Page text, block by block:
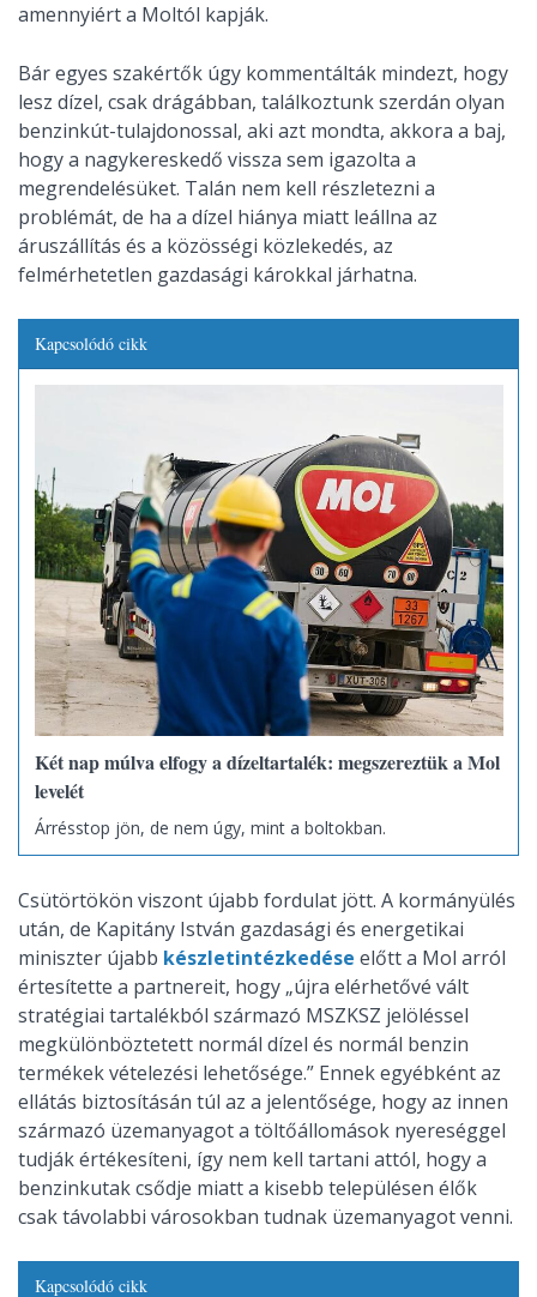
amennyiért a Moltól kapják.
Bár egyes szakértők úgy kommentálták mindezt, hogy
lesz dízel, csak drágábban, találkoztunk szerdán olyan
benzinkút-tulajdonossal, aki azt mondta, akkora a baj,
hogy a nagykereskedő vissza sem igazolta a
megrendelésüket. Talán nem kell részletezni a
problémát, de ha a dízel hiánya miatt leállna az
áruszállítás és a közösségi közlekedés, az
felmérhetetlen gazdasági károkkal járhatna.
Kapcsolódó cikk
Két nap múlva elfogy a dízeltartalék: megszereztük a Mol
levelét
Árrésstop jön, de nem úgy, mint a boltokban.
Csütörtökön viszont újabb fordulat jött. A kormányülés
után, de Kapitány István gazdasági és energetikai
miniszter újabb készletintézkedése előtt a Mol arról
értesítette a partnereit, hogy „újra elérhetővé vált
stratégiai tartalékból származó MSZKSZ jelöléssel
megkülönböztetett normál dízel és normál benzin
termékek vételezési lehetősége.” Ennek egyébként az
ellátás biztosításán túl az a jelentősége, hogy az innen
származó üzemanyagot a töltőállomások nyereséggel
tudják értékesíteni, így nem kell tartani attól, hogy a
benzinkutak csődje miatt a kisebb településen élők
csak távolabbi városokban tudnak üzemanyagot venni.
Kapcsolódó cikk